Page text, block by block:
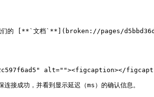
我们的 [**`文档`**](broken://pages/
alt=""><figcaption></
成功，并看到显示延迟（ms）的确认信息。